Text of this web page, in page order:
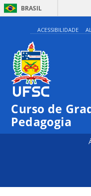
BRASIL
ACESSIBILIDADE
Curso de
Pedagogia